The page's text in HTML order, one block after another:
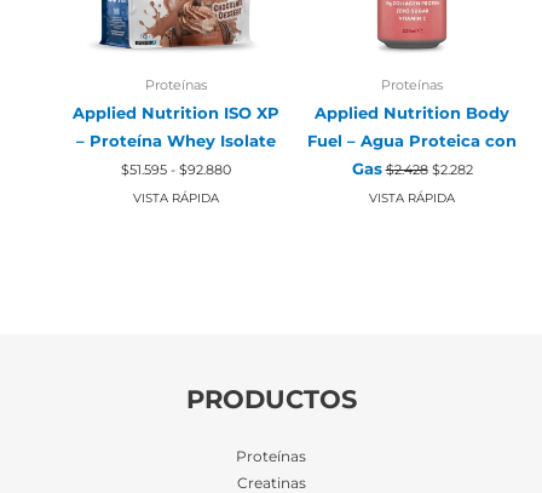
Proteínas
Applied Nutrition ISO XP
– Proteína Whey Isolate
$51.595 - $92.880
VISTA RÁPIDA
Proteínas
Applied Nutrition Body
Fuel – Agua Proteica con
Gas $2.428 El
precio
original
$2.282El
precio
VISTA RÁPIDA
PRODUCTOS
Proteínas
Creatinas